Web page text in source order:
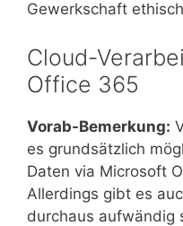
Gewerkschaft
Cloud-
Office 365
Vorab-Bemerkung:
es grundsätzlich
Daten via Microsoft
Allerdings gibt es
durchaus aufwändig